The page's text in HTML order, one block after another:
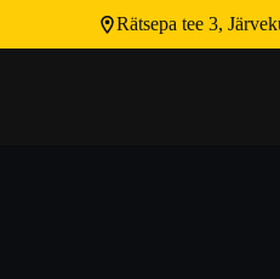
Rätsepa tee 3,